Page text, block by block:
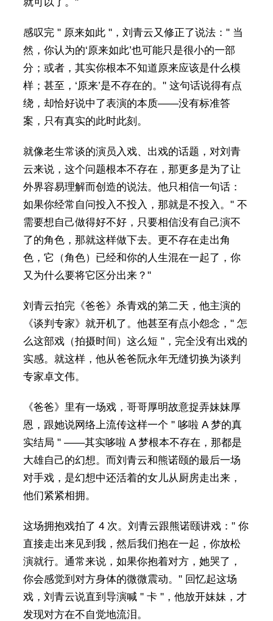
感叹完 " 原来如此 "，刘青云又修正了说法：" 当
然，你认为的‘原来如此’也可能只是很小的一部
分；或者，其实你根本不知道原来应该是什么模
样；甚至，‘原来’是不存在的。" 这句话说得有点
绕，却恰好说中了表演的本质——没有标准答
案，只有真实的此时此刻。
就像老生常谈的演员入戏、出戏的话题，对刘青
云来说，这个问题根本不存在，那更多是为了让
外界容易理解而创造的说法。他只相信一句话：
如果你经常自问投入不投入，那就是不投入。" 不
需要想自己做得好不好，只要相信没有自己演不
了的角色，那就这样做下去。更不存在走出角
色，它（角色）已经和你的人生混在一起了，你
又为什么要将它区分出来？"
刘青云拍完《爸爸》杀青戏的第二天，他主演的
《谈判专家》就开机了。他甚至有点小怨念，" 怎
么这部戏（拍摄时间）这么短 "，完全没有出戏的
实感。就这样，他从爸爸阮永年无缝切换为谈判
专家卓文伟。
《爸爸》里有一场戏，哥哥厚明故意捉弄妹妹厚
恩，跟她说网络上流传这样一个 " 哆啦 A 梦的真
实结局 " ——其实哆啦 A 梦根本不存在，那都是
大雄自己的幻想。而刘青云和熊诺颐的最后一场
对手戏，是幻想中还活着的女儿从厨房走出来，
他们紧紧相拥。
这场拥抱戏拍了 4 次。刘青云跟熊诺颐讲戏：" 你
直接走出来见到我，然后我们抱在一起，你放松
演就行。通常来说，如果你抱着对方，她哭了，
你会感觉到对方身体的微微震动。" 回忆起这场
戏，刘青云说直到导演喊 " 卡 "，他放开妹妹，才
发现对方在不自觉地流泪。